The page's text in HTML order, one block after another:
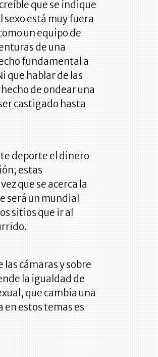
que se indique
sexo está muy fuera
un equipo de
de una
fundamental a
que hablar de las
de ondear una
castigado hasta
deporte el dinero
estas
que se acerca la
será un mundial
sitios que ir al
cámaras y sobre
la igualdad de
que cambia una
en estos temas es